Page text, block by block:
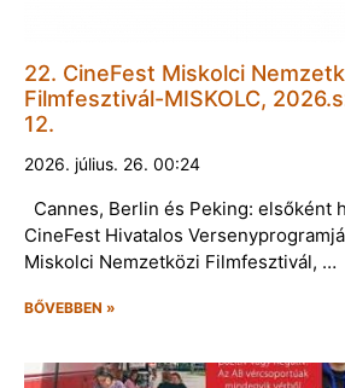
22. CineFest Miskolci
Filmfesztivál-MISKOLC,
12.
2026. július. 26. 00:24
Cannes, Berlin és Peking: elsőként
CineFest Hivatalos
Miskolci Nemzetközi Filmfesztivál, …
BŐVEBBEN »